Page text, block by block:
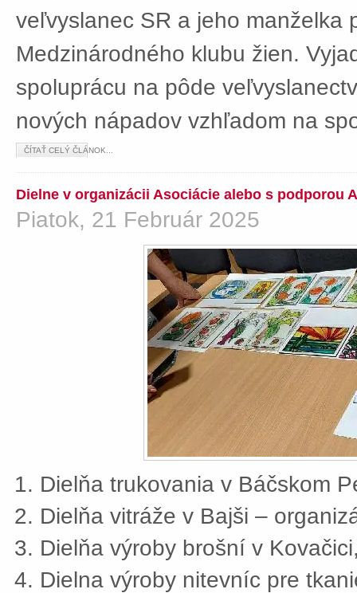
veľvyslanec SR a jeho manželka
Medzinárodného klubu žien.
spoluprácu na pôde
nových nápadov vzhľadom na
ČÍTAŤ CELÝ ČLÁNOK...
Dielne v organizácii Asociácie alebo s podporou
Piatok, 21 Február 2025
Dielňa trukovania v Báčskom
Dielňa vitráže v Bajši –
Dielňa výroby brošní v
Dielna výroby nitevníc pre